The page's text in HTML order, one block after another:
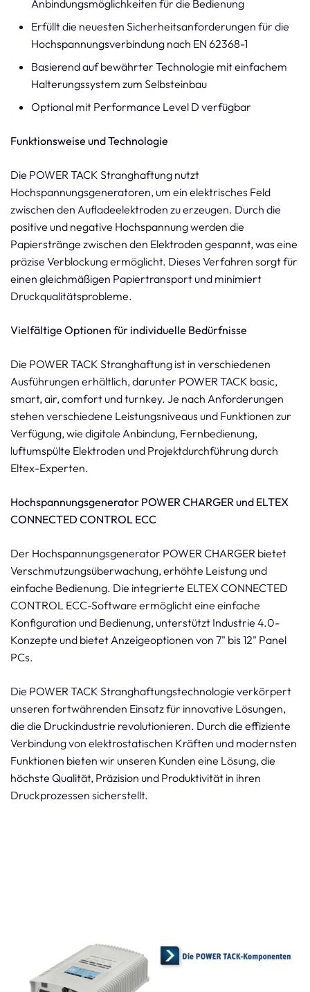
Anbindungsmöglichkeiten für die Bedienung
Erfüllt die neuesten Sicherheitsanforderungen für die
Hochspannungsverbindung nach EN 62368-1
Basierend auf bewährter Technologie mit einfachem
Halterungssystem zum Selbsteinbau
Optional mit Performance Level D verfügbar
Funktionsweise und Technologie
Die POWER TACK Stranghaftung nutzt
Hochspannungsgeneratoren, um ein elektrisches Feld
zwischen den Aufladeelektroden zu erzeugen. Durch die
positive und negative Hochspannung werden die
Papierstränge zwischen den Elektroden gespannt, was eine
präzise Verblockung ermöglicht. Dieses Verfahren sorgt für
einen gleichmäßigen Papiertransport und minimiert
Druckqualitätsprobleme.
Vielfältige Optionen für individuelle Bedürfnisse
Die POWER TACK Stranghaftung ist in verschiedenen
Ausführungen erhältlich, darunter POWER TACK basic,
smart, air, comfort und turnkey. Je nach Anforderungen
stehen verschiedene Leistungsniveaus und Funktionen zur
Verfügung, wie digitale Anbindung, Fernbedienung,
luftumspülte Elektroden und Projektdurchführung durch
Eltex-Experten.
Hochspannungsgenerator POWER CHARGER und ELTEX
CONNECTED CONTROL ECC
Der Hochspannungsgenerator POWER CHARGER bietet
Verschmutzungsüberwachung, erhöhte Leistung und
einfache Bedienung. Die integrierte ELTEX CONNECTED
CONTROL ECC-Software ermöglicht eine einfache
Konfiguration und Bedienung, unterstützt Industrie 4.0-
Konzepte und bietet Anzeigeoptionen von 7" bis 12" Panel
PCs.
Die POWER TACK Stranghaftungstechnologie verkörpert
unseren fortwährenden Einsatz für innovative Lösungen,
die die Druckindustrie revolutionieren. Durch die effiziente
Verbindung von elektrostatischen Kräften und modernsten
Funktionen bieten wir unseren Kunden eine Lösung, die
höchste Qualität, Präzision und Produktivität in ihren
Druckprozessen sicherstellt.